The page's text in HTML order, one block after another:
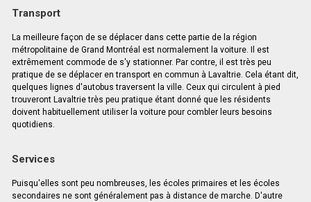
Transport
La meilleure façon de se déplacer dans cette partie de la région
métropolitaine de Grand Montréal est normalement la voiture. Il est
extrêmement commode de s'y stationner. Par contre, il est très peu
pratique de se déplacer en transport en commun à Lavaltrie. Cela étant dit,
quelques lignes d'autobus traversent la ville. Ceux qui circulent à pied
trouveront Lavaltrie très peu pratique étant donné que les résidents
doivent habituellement utiliser la voiture pour combler leurs besoins
quotidiens.
Services
Puisqu'elles sont peu nombreuses, les écoles primaires et les écoles
secondaires ne sont généralement pas à distance de marche. D'autre